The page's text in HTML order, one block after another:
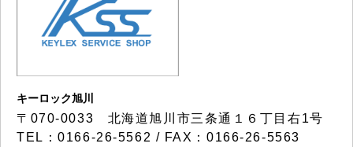
キーロック旭川
〒070-0033 北海道旭川市三条通１６丁目右1号
TEL：0166-26-5562 / FAX：0166-26-5563